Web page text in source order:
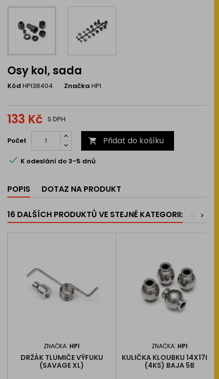
Osy kol, sada
Kód HPI38404 Značka HPI
133 Kč S DPH
Počet  Přidat do košíku
 K odeslání do 3-5 dnů
POPIS DOTAZ NA PRODUKT
16 DALŠÍCH PRODUKTŮ VE STEJNÉ KATEGORII: >
<
ZNAČKA: HPI
DRŽÁK TLUMIČE VÝFUKU
(SAVAGE XL)
ZNAČKA: HPI
KULIČKA KLOUBKU 14X17MM
(4KS) BAJA 5B